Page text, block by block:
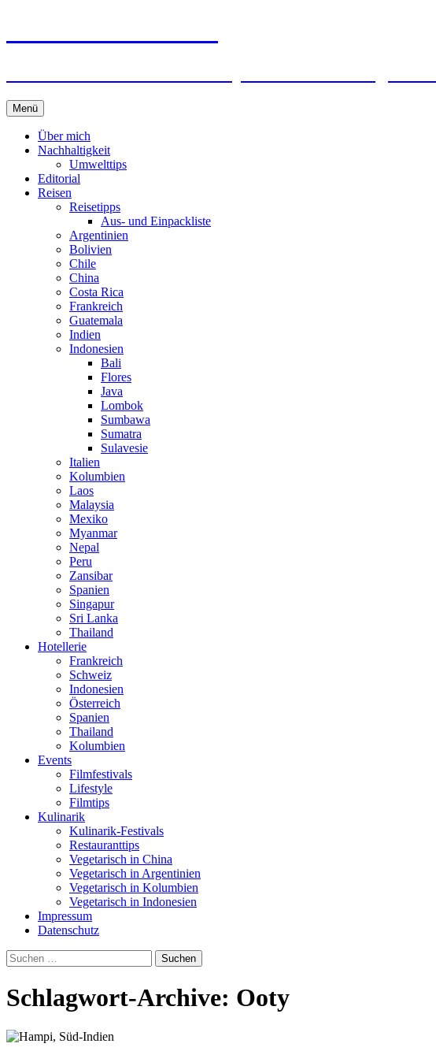
Menü Springe
zum
Inhalt
Über mich
Nachhaltigkeit
Umwelttips
Editorial
Reisen
Reisetipps
Aus- und Einpackliste
Argentinien
Bolivien
Chile
China
Costa Rica
Frankreich
Guatemala
Indien
Indonesien
Bali
Flores
Java
Lombok
Sumbawa
Sumatra
Sulavesie
Italien
Kolumbien
Laos
Malaysia
Mexiko
Myanmar
Nepal
Peru
Zansibar
Spanien
Singapur
Sri Lanka
Thailand
Hotellerie
Frankreich
Schweiz
Indonesien
Österreich
Spanien
Thailand
Kolumbien
Events
Filmfestivals
Lifestyle
Filmtips
Kulinarik
Kulinarik-Festivals
Restauranttips
Vegetarisch in China
Vegetarisch in Argentinien
Vegetarisch in Kolumbien
Vegetarisch in Indonesien
Impressum
Datenschutz
Suchen
nach:
Schlagwort-Archive: Ooty